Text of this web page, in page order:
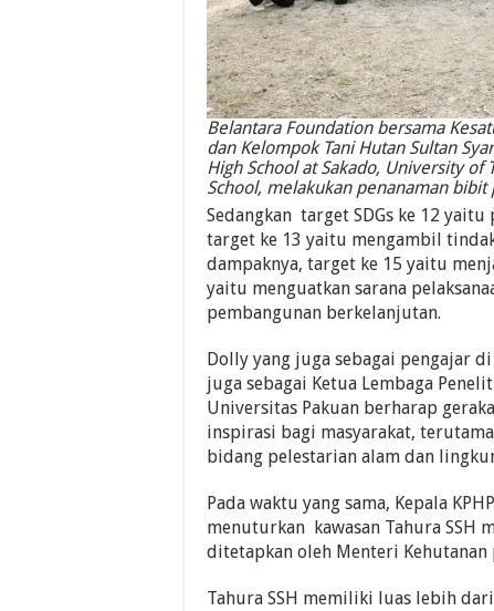
Belantara Foundation bersama
dan Kelompok Tani Hutan Sultan
High School at Sakado, University
School, melakukan penanaman bibit
Sedangkan target SDGs ke 12
target ke 13 yaitu mengambil
dampaknya, target ke 15 yaitu
yaitu menguatkan sarana
pembangunan berkelanjutan.
Dolly yang juga sebagai pengajar
juga sebagai Ketua Lembaga
Universitas Pakuan berharap
inspirasi bagi masyarakat,
bidang pelestarian alam dan
Pada waktu yang sama, Kepala
menuturkan kawasan Tahura SSH
ditetapkan oleh Menteri Kehutanan
Tahura SSH memiliki luas lebih